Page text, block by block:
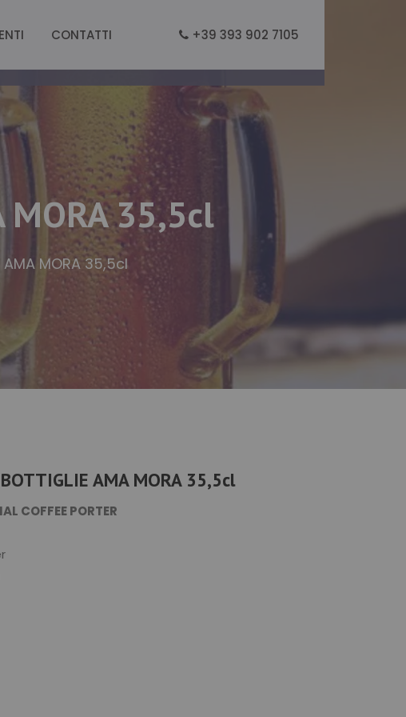
CONTATTI +39 393 902 7105
MORA 35,5cl
AMA MORA 35,5cl
AMA MORA 35,5cl
COFFEE PORTER